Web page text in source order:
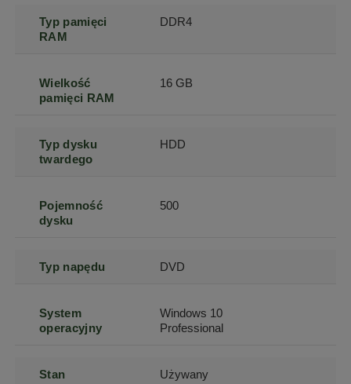
Typ pamięci
RAM
DDR4
Wielkość
pamięci RAM
16 GB
Typ dysku
twardego
HDD
Pojemność
dysku
500
Typ napędu DVD
System
operacyjny
Windows 10
Professional
Stan Używany